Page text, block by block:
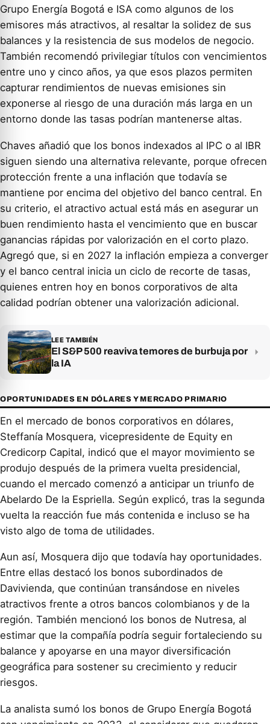
Grupo Energía Bogotá e ISA como algunos de los
emisores más atractivos, al resaltar la solidez de sus
balances y la resistencia de sus modelos de negocio.
También recomendó privilegiar títulos con vencimientos
entre uno y cinco años, ya que esos plazos permiten
capturar rendimientos de nuevas emisiones sin
exponerse al riesgo de una duración más larga en un
entorno donde las tasas podrían mantenerse altas.
Chaves añadió que los bonos indexados al IPC o al IBR
siguen siendo una alternativa relevante, porque ofrecen
protección frente a una inflación que todavía se
mantiene por encima del objetivo del banco central. En
su criterio, el atractivo actual está más en asegurar un
buen rendimiento hasta el vencimiento que en buscar
ganancias rápidas por valorización en el corto plazo.
Agregó que, si en 2027 la inflación empieza a converger
y el banco central inicia un ciclo de recorte de tasas,
quienes entren hoy en bonos corporativos de alta
calidad podrían obtener una valorización adicional.
LEE TAMBIÉN
El S&P 500 reaviva temores de burbuja por
la IA
OPORTUNIDADES EN DÓLARES Y MERCADO PRIMARIO
En el mercado de bonos corporativos en dólares,
Steffanía Mosquera, vicepresidente de Equity en
Credicorp Capital, indicó que el mayor movimiento se
produjo después de la primera vuelta presidencial,
cuando el mercado comenzó a anticipar un triunfo de
Abelardo De la Espriella. Según explicó, tras la segunda
vuelta la reacción fue más contenida e incluso se ha
visto algo de toma de utilidades.
Aun así, Mosquera dijo que todavía hay oportunidades.
Entre ellas destacó los bonos subordinados de
Davivienda, que continúan transándose en niveles
atractivos frente a otros bancos colombianos y de la
región. También mencionó los bonos de Nutresa, al
estimar que la compañía podría seguir fortaleciendo su
balance y apoyarse en una mayor diversificación
geográfica para sostener su crecimiento y reducir
riesgos.
La analista sumó los bonos de Grupo Energía Bogotá